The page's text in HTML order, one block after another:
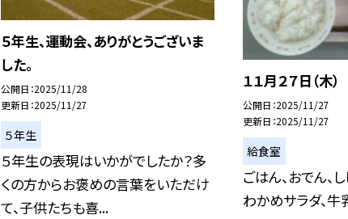
５年生、運動会、ありがとうございま
した。
公開日 2025/11/28
更新日 2025/11/27
５年生
５年生の表現はいかがでしたか？多
くの方からお褒めの言葉をいただけ
て、子供たちも喜...
１１月２７日（木）
公開日 2025/11/27
更新日 2025/11/27
給食室
ごはん、おでん、
わかめサラダ、牛